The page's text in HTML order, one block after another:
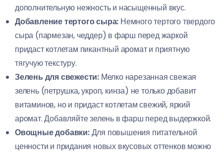
дополнительную нежность и насыщенный вкус.
Добавление тертого сыра: Немного тертого твердого
сыра (пармезан, чеддер) в фарш перед жаркой
придаст котлетам пикантный аромат и приятную
тягучую текстуру.
Зелень для свежести: Мелко нарезанная свежая
зелень (петрушка, укроп, кинза) не только добавит
витаминов, но и придаст котлетам свежий, яркий
аромат. Добавляйте зелень в фарш перед выдержкой.
Овощные добавки:Для повышения питательной
ценности и придания новых вкусовых оттенков можно